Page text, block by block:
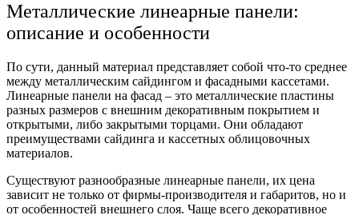
Металлические линеарные панели:
описание и особенности
По сути, данный материал представляет собой что-то среднее
между металлическим сайдингом и фасадными кассетами.
Линеарные панели на фасад – это металлические пластины
разных размеров с внешним декоративным покрытием и
открытыми, либо закрытыми торцами. Они обладают
преимуществами сайдинга и кассетных облицовочных
материалов.
Существуют разнообразные линеарные панели, их цена
зависит не только от фирмы-производителя и габаритов, но и
от особенностей внешнего слоя. Чаще всего декоративное